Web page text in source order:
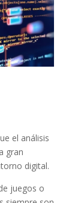
el análisis
gran
digital.
juegos o